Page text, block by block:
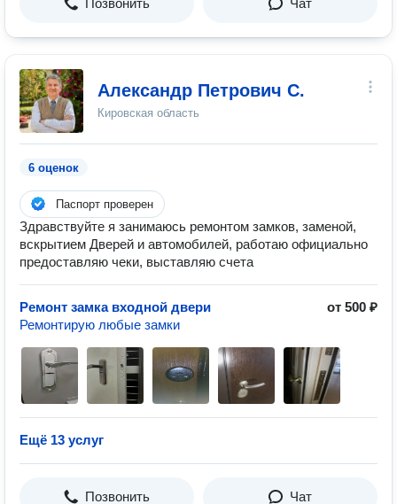
Позвонить Чат
Александр Петрович С.
Кировская область
6 оценок
Паспорт проверен
Здравствуйте я занимаюсь ремонтом замков, заменой,
вскрытием Дверей и автомобилей, работаю официально
предоставляю чеки, выставляю счета
Ремонт замка входной двери
от 500 ₽
Ремонтирую любые замки
Ещё 13 услуг
Позвонить Чат